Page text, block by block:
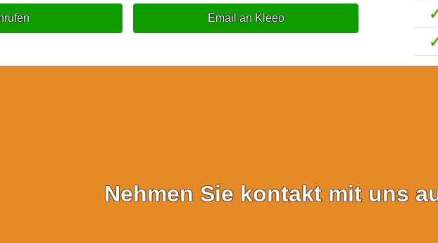
Email an Kleeo
Nehmen Sie kontakt mit uns